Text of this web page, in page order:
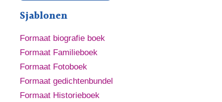
Sjablonen
Formaat biografie boek
Formaat Familieboek
Formaat Fotoboek
Formaat gedichtenbundel
Formaat Historieboek